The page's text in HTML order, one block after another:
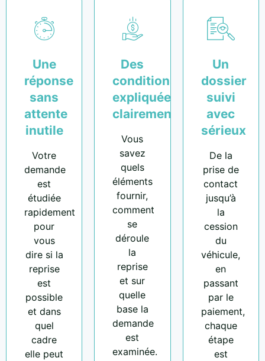
Une
réponse
sans
attente
inutile
Votre
demande
est
étudiée
rapidement
pour
vous
dire si la
reprise
est
possible
et dans
quel
cadre
elle peut
Des
conditions
expliquées
clairement
Vous
savez
quels
éléments
fournir,
comment
se
déroule
la
reprise
et sur
quelle
base la
demande
est
examinée.
Un
dossier
suivi
avec
sérieux
De la
prise de
contact
jusqu’à
la
cession
du
véhicule,
en
passant
par le
paiement,
chaque
étape
est